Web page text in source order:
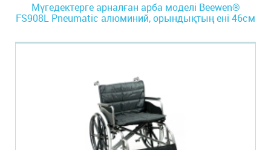
Мүгедектерге арналған арба моделі Beewen®
FS908L Pneumatic алюминий, орындықтың ені 46см